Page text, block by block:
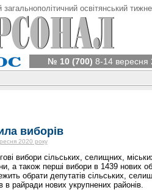
загальнополітичний освітянський
№ 10 (700) 8-14 вересня
виборів
2020 року
вибори сільських, селищних,
а також перші вибори в 1439 нових
обрати депутатів сільських,
в райради нових укрупнених районів.